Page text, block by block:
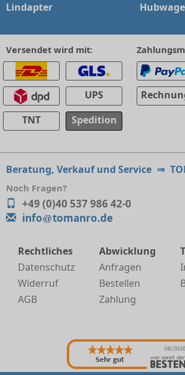
Lindapter
Versendet wird mit:
UPS
TNT
Spedition
Beratung, Verkauf und Service ⇒
Noch Fragen?
+49 (0)40 537 986 42-0
info
tomanro.de
Rechtliches
Datenschutz
Widerruf
AGB
Abwicklung
Anfragen
Bestellen
Zahlung
Sehr gut
08/2026